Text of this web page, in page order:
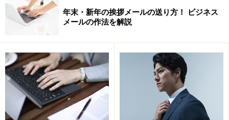
は夢のまま、願望止まり。次の行動に移れない。独立へ
の不安や経済的な心配もストッパーに。そして、何もし
ないまま自己嫌悪。
実は多くの方が、このような計画未然状態かも知れませ
ん。
■計画したが実行できない
・いつまでと期限を決めずに、一日、半年、一年延ば
年末・新年の挨拶メールの送り方！ ビジネス
メールの作法を解説